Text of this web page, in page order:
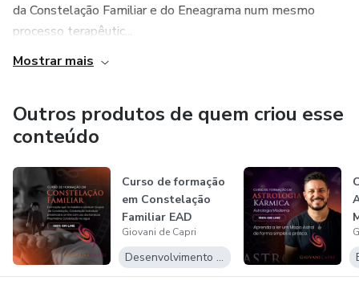
da Constelação Familiar e do Eneagrama num mesmo
processo terapêutic...
Mostrar mais
Outros produtos de quem criou esse
conteúdo
Curso de formação
em Constelação
Familiar EAD
Giovani de Capri
Desenvolvimento Pessoal